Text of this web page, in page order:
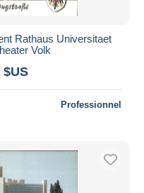
Rathaus Universitaet
Volk
$US
Professionnel